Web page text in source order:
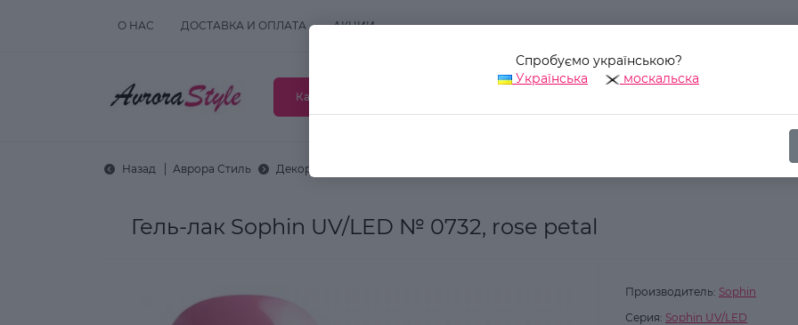
О НАС ДОСТАВКА И ОПЛАТА АКЦИИ
Каталог товаров
Назад Аврора Стиль Декоративная косметика
Спробуємо українською?
Українська
москальска
Гель-лак Sophin UV/LED № 0732, rose petal
Производитель: Sophin
Серия: Sophin UV/LED